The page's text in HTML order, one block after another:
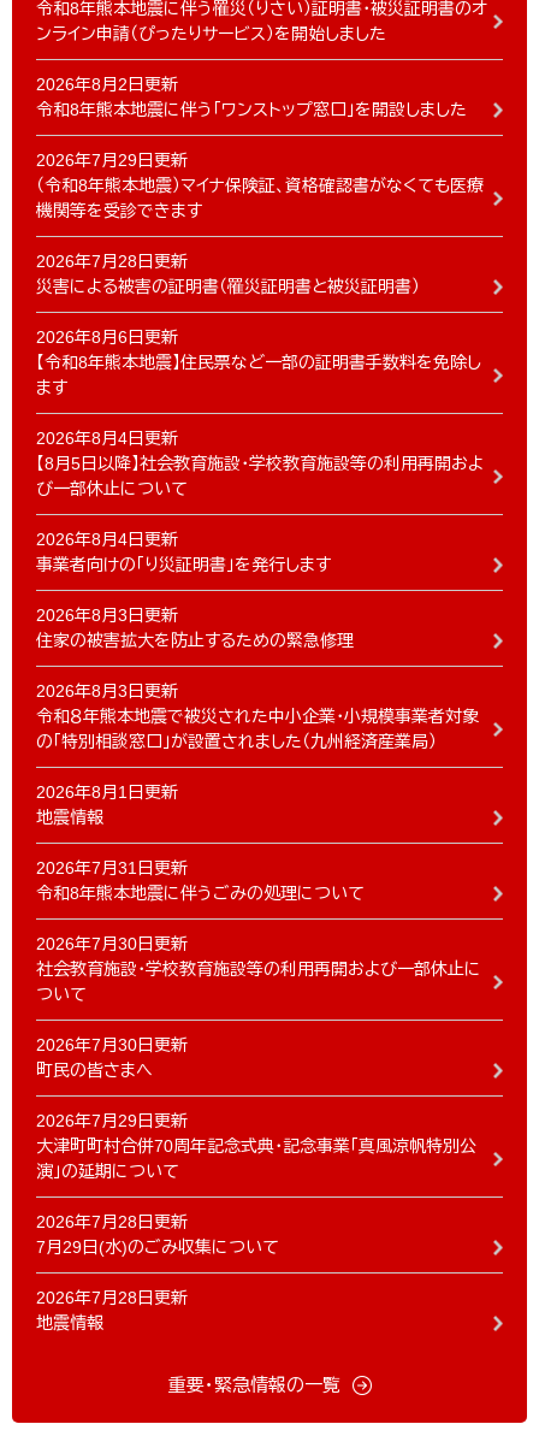
令和8年熊本地震に伴う罹災（りさい）証明書・被災証明書のオ
ンライン申請（ぴったりサービス）を開始しました
2026年8月2日更新
令和8年熊本地震に伴う「ワンストップ窓口」を開設しました
2026年7月29日更新
（令和8年熊本地震）マイナ保険証、資格確認書がなくても医療
機関等を受診できます
2026年7月28日更新
災害による被害の証明書（罹災証明書と被災証明書）
2026年8月6日更新
【令和8年熊本地震】住民票など一部の証明書手数料を免除し
ます
2026年8月4日更新
【8月5日以降】社会教育施設・学校教育施設等の利用再開およ
び一部休止について
2026年8月4日更新
事業者向けの「り災証明書」を発行します
2026年8月3日更新
住家の被害拡大を防止するための緊急修理
2026年8月3日更新
令和８年熊本地震で被災された中小企業・小規模事業者対象
の「特別相談窓口」が設置されました（九州経済産業局）
2026年8月1日更新
地震情報
2026年7月31日更新
令和8年熊本地震に伴うごみの処理について
2026年7月30日更新
社会教育施設・学校教育施設等の利用再開および一部休止に
ついて
2026年7月30日更新
町民の皆さまへ
2026年7月29日更新
大津町町村合併70周年記念式典・記念事業「真風涼帆特別公
演」の延期について
2026年7月28日更新
7月29日(水)のごみ収集について
2026年7月28日更新
地震情報
重要・緊急情報の一覧